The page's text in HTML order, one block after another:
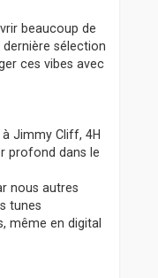
beaucoup de
sélection
ces vibes avec
Jimmy Cliff, 4H
profond dans le
nous autres
tunes
même en digital